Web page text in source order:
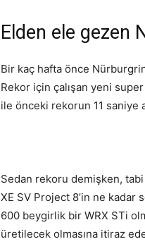
Elden ele gezen
Bir kaç hafta önce
Rekor için çalışan yeni
ile önceki rekorun 11 saniye
Sedan rekoru demişken,
XE SV Project 8’in ne kadar
600 beygirlik bir WRX STi
üretilecek olmasına itiraz